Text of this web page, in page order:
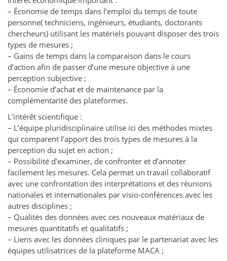
– Économie de temps dans l’emploi du temps de toute
personne( techniciens, ingénieurs, étudiants, doctorants
chercheurs) utilisant les matériels pouvant disposer des trois
types de mesures ;
– Gains de temps dans la comparaison dans le cours
d’action afin de passer d’une mesure objective à une
perception subjective ;
– Économie d’achat et de maintenance par la
complémentarité des plateformes.
L’intérêt scientifique :
– L’équipe pluridisciplinaire utilise ici des méthodes mixtes
qui comparent l’apport des trois types de mesures à la
perception du sujet en action ;
– Possibilité d’examiner, de confronter et d’annoter
facilement les mesures. Cela permet un travail collaboratif
avec une confrontation des interprétations et des réunions
nationales et internationales par visio-conférences avec les
autres disciplines ;
– Qualités des données avec ces nouveaux matériaux de
mesures quantitatifs et qualitatifs ;
– Liens avec les données cliniques par le partenariat avec les
équipes utilisatrices de la plateforme MACA ;